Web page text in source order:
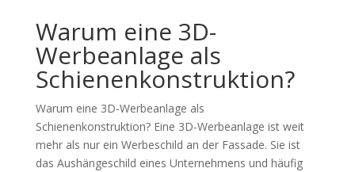
Warum eine 3D-
Werbeanlage als
Schienenkonstruktion?
Warum eine 3D-Werbeanlage als
Schienenkonstruktion? Eine 3D-Werbeanlage ist weit
mehr als nur ein Werbeschild an der Fassade. Sie ist
das Aushängeschild eines Unternehmens und häufig